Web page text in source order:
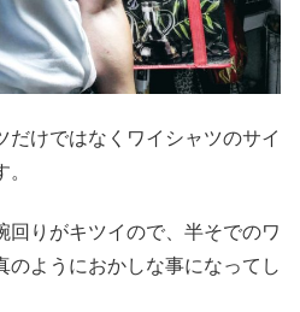
だけではなくワイシャツのサイ
回りがキツイので、半そでのワ
のようにおかしな事になってし